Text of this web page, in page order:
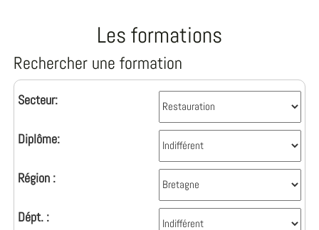
Les formations
Rechercher une formation
Secteur:
Diplôme:
Région :
Dépt. :